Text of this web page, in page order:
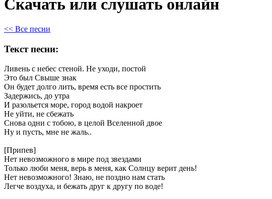
Скачать или слушать онлайн
<< Все песни
Текст песни:
Ливень с небес стеной. Не уходи, постой
Это был Cвыше знак
Он будет долго лить, время есть все простить
Задержись, до утра
И разольется море, город водой накроет
Не уйти, не сбежать
Снова одни с тобою, в целой Вселенной двое
Ну и пусть, мне не жаль..
[Припев]
Нет невозможного в мире под звездами
Только люби меня, верь в меня, как Солнцу верит день!
Нет невозможного! Знаю, не поздно нам стать
Легче воздуха, и бежать друг к другу по воде!